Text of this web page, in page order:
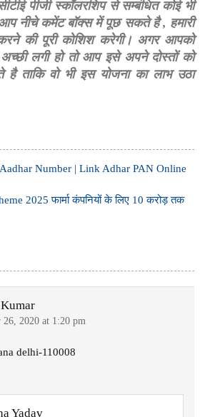
पीजी स्कॉलरशिप से सम्बंधित कोई भी
आप नीचे कमेंट बॉक्स में पूछ सकते है , हमारी
की पूरी कोशिश करेगी। अगर आपको
अच्छी लगी हो तो आप इसे अपने दोस्तों को
ताकि वो भी इस योजना का लाभ उठा
Number | Link Adhar PAN Online
2025 फार्मा कंपनियों के लिए 10 करोड़ तक
26, 2020 at 1:20 pm
delhi-110008
Yadav